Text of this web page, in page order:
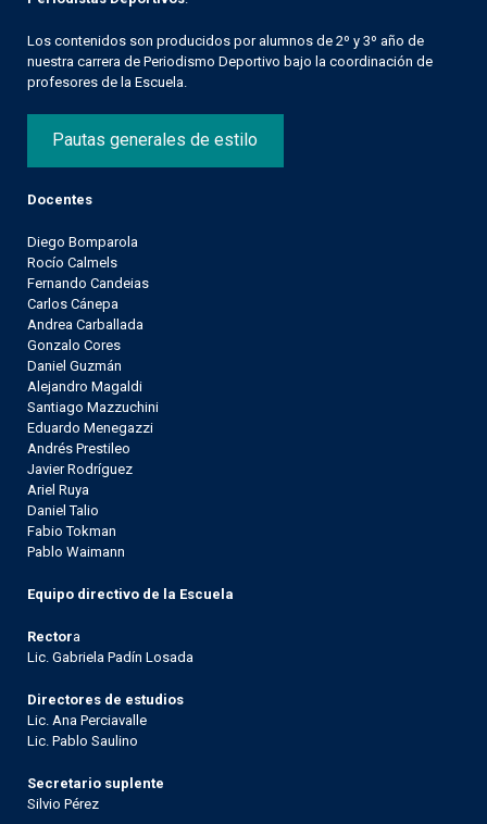
Los contenidos son producidos por alumnos de 2º y 3º año de
nuestra carrera de Periodismo Deportivo bajo la coordinación de
profesores de la Escuela.
Pautas generales de estilo
Docentes
Diego Bomparola
Rocío Calmels
Fernando Candeias
Carlos Cánepa
Andrea Carballada
Gonzalo Cores
Daniel Guzmán
Alejandro Magaldi
Santiago Mazzuchini
Eduardo Menegazzi
Andrés Prestileo
Javier Rodríguez
Ariel Ruya
Daniel Talio
Fabio Tokman
Pablo Waimann
Equipo directivo de la Escuela
Rectora
Lic. Gabriela Padín Losada
Directores de estudios
Lic. Ana Perciavalle
Lic. Pablo Saulino
Secretario suplente
Silvio Pérez